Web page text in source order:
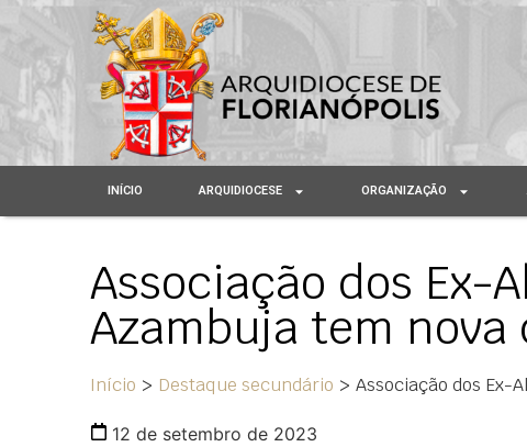
INÍCIO ARQUIDIOCESE ORGANIZAÇÃO
Associação dos Ex-
Azambuja tem
Início > Destaque secundário > Associação dos Ex-
12 de setembro de 2023